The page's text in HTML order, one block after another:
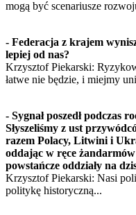
mogą być scenariusze
- Federacja z krajem
lepiej od nas?
Krzysztof Piekarski:
łatwe nie będzie, i miejmy
- Sygnał poszedł podczas
Słyszeliśmy z ust
razem Polacy, Litwini i
oddając w ręce
powstańcze oddziały na
Krzysztof Piekarski: Nasi
politykę historyczną...